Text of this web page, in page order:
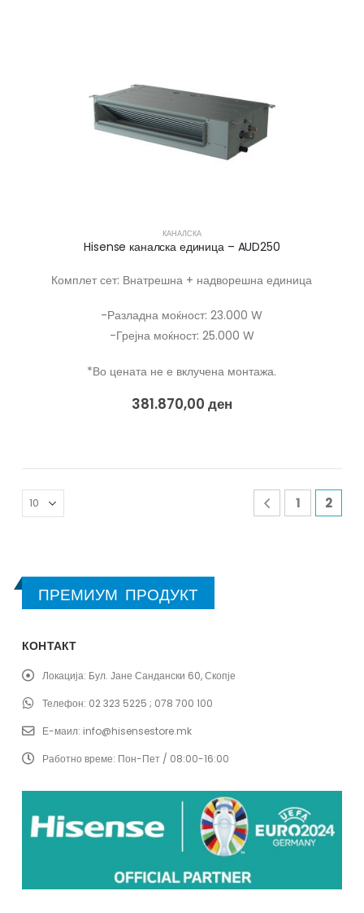
КАНАЛСКА
Hisense каналска единица – AUD250
Комплет сет: Внатрешна + надворешна единица
-Разладна моќност: 23.000 W
-Грејна моќност: 25.000 W
*Во цената не е вклучена монтажа.
381.870,00 ден
1 2
ПРЕМИУМ ПРОДУКТ
КОНТАКТ
Локација: Бул. Јане Сандански 60, Скопје
Телефон: 02 323 5225 ; 078 700 100
Е-маил: info@hisensestore.mk
Работно време: Пон-Пет / 08:00-16:00